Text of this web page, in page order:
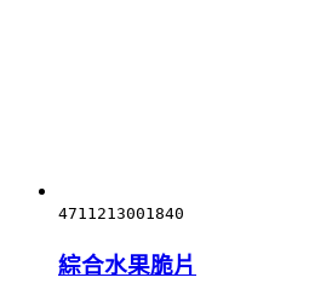
4711213001840
綜合水果脆片